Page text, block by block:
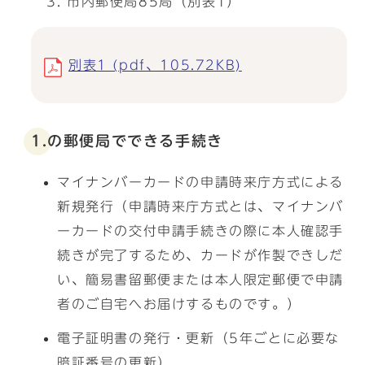
別表1 (pdf、105.72KB)
1.の郵便局でできる手続き
マイナンバーカードの申請時来庁方式による
新規発行（申請時来庁方式とは、マイナンバ
ーカードの交付申請手続きの際に本人確認手
続きが完了するため、カードが作製できしだ
い、簡易書留郵便または本人限定郵便で申請
者のご自宅へお届けするものです。）
電子証明書の発行・更新（5年ごとに必要な